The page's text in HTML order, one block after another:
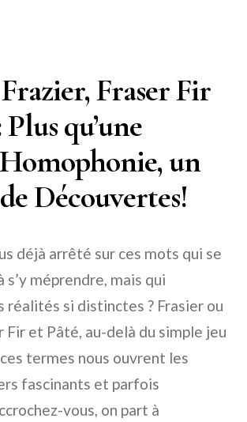
Fraser Fir
qu’une
un
Découvertes!
déjà arrêté sur ces mots qui se
s’y méprendre, mais qui
réalités si distinctes ? Frasier ou
Fir et Pâté, au-delà du simple jeu
termes nous ouvrent les
fascinants et parfois
vous, on part à